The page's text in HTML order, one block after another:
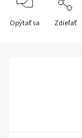
Opýtať sa Zdieľať